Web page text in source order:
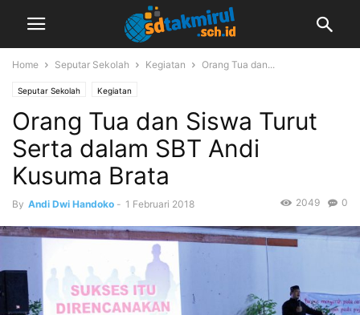
Home Seputar Sekolah Kegiatan Orang Tua dan...
Seputar Sekolah Kegiatan
Orang Tua dan Siswa Turut
Serta dalam SBT Andi
Kusuma Brata
By Andi Dwi Handoko - 1 Februari 2018 0
2049